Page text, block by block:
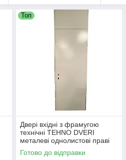
Топ
Двері вхідні з фрамугою
технічні TEHNO DVERI
металеві однолистові праві
750х2500 мм Білий
Готово до відправки